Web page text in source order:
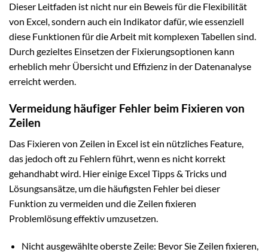
Dieser Leitfaden ist nicht nur ein Beweis für die Flexibilität
von Excel, sondern auch ein Indikator dafür, wie essenziell
diese Funktionen für die Arbeit mit komplexen Tabellen sind.
Durch gezieltes Einsetzen der Fixierungsoptionen kann
erheblich mehr Übersicht und Effizienz in der Datenanalyse
erreicht werden.
Vermeidung häufiger Fehler beim Fixieren von
Zeilen
Das Fixieren von Zeilen in Excel ist ein nützliches Feature,
das jedoch oft zu Fehlern führt, wenn es nicht korrekt
gehandhabt wird. Hier einige Excel Tipps & Tricks und
Lösungsansätze, um die häufigsten Fehler bei dieser
Funktion zu vermeiden und die Zeilen fixieren
Problemlösung effektiv umzusetzen.
Nicht ausgewählte oberste Zeile: Bevor Sie Zeilen fixieren,